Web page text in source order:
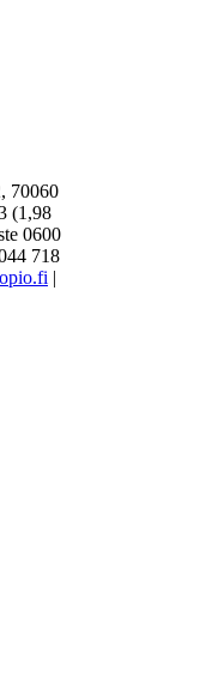
70060
(1,98
0600
718
|